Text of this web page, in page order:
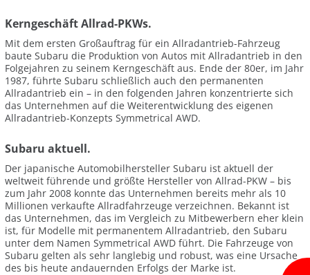
Kerngeschäft Allrad-PKWs.
Mit dem ersten Großauftrag für ein Allradantrieb-Fahrzeug
baute Subaru die Produktion von Autos mit Allradantrieb in den
Folgejahren zu seinem Kerngeschäft aus. Ende der 80er, im Jahr
1987, führte Subaru schließlich auch den permanenten
Allradantrieb ein – in den folgenden Jahren konzentrierte sich
das Unternehmen auf die Weiterentwicklung des eigenen
Allradantrieb-Konzepts Symmetrical AWD.
Subaru aktuell.
Der japanische Automobilhersteller Subaru ist aktuell der
weltweit führende und größte Hersteller von Allrad-PKW – bis
zum Jahr 2008 konnte das Unternehmen bereits mehr als 10
Millionen verkaufte Allradfahrzeuge verzeichnen. Bekannt ist
das Unternehmen, das im Vergleich zu Mitbewerbern eher klein
ist, für Modelle mit permanentem Allradantrieb, den Subaru
unter dem Namen Symmetrical AWD führt. Die Fahrzeuge von
Subaru gelten als sehr langlebig und robust, was eine Ursache
des bis heute andauernden Erfolgs der Marke ist.